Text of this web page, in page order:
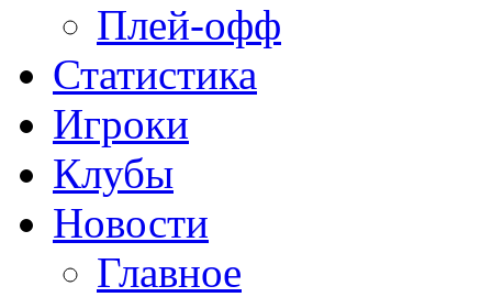
Плей-офф
Статистика
Игроки
Клубы
Новости
Главное